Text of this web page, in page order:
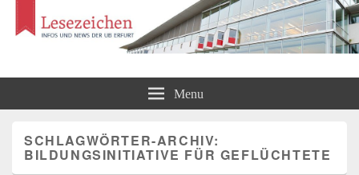
Lesezeichen Menu
SCHLAGWÖRTER-ARCHIV:
BILDUNGSINITIATIVE FÜR GEFLÜCHTETE